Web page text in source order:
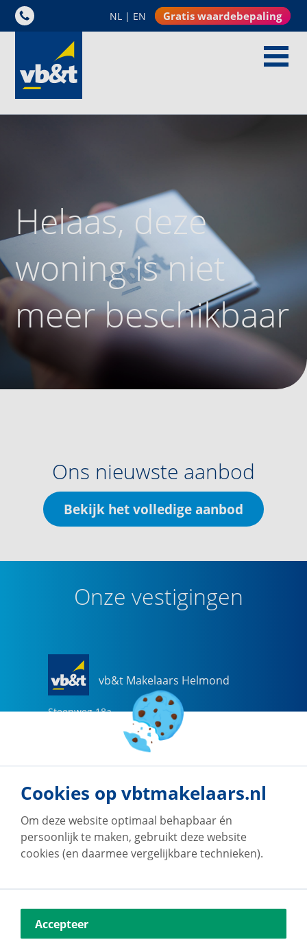
NL | EN Gratis waardebepaling
Helaas, deze
woning is niet
meer beschikbaar
Ons nieuwste aanbod
Bekijk het volledige aanbod
Onze vestigingen
vb&t Makelaars Helmond
Steenweg 18a
helmond@vbtmakelaars.nl
Naar vestiging
Vestdijk 180
5611 CZ Eindhoven
040-2696949
Cookies op vbtmakelaars.nl
Om deze website optimaal behapbaar én
persoonlijk te maken, gebruikt deze website
cookies (en daarmee vergelijkbare technieken).
Accepteer